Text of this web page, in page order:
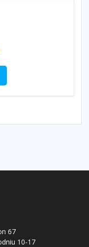
67
10-17